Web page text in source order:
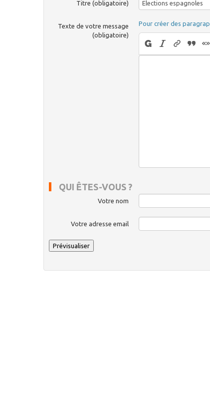
Titre (obligatoire)
Texte de votre message
(obligatoire)
Pour créer des
QUI ÊTES-VOUS ?
Votre nom
Votre adresse email